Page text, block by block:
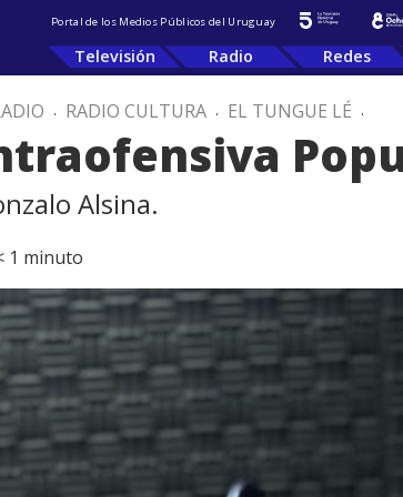
Portal de los Medios Públicos del Uruguay
Televisión Radio Redes
. RADIO CULTURA . EL TUNGUE LÉ .
Alsina.
1 minuto